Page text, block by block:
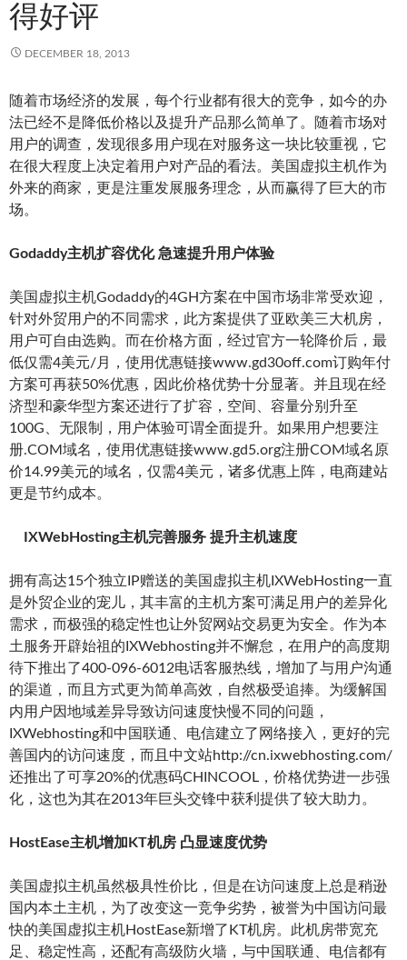
得好评
DECEMBER 18, 2013
随着市场经济的发展，每个行业都有很大的竞争，如今的办
法已经不是降低价格以及提升产品那么简单了。随着市场对
用户的调查，发现很多用户现在对服务这一块比较重视，它
在很大程度上决定着用户对产品的看法。美国虚拟主机作为
外来的商家，更是注重发展服务理念，从而赢得了巨大的市
场。
Godaddy主机扩容优化 急速提升用户体验
美国虚拟主机Godaddy的4GH方案在中国市场非常受欢迎，
针对外贸用户的不同需求，此方案提供了亚欧美三大机房，
用户可自由选购。而在价格方面，经过官方一轮降价后，最
低仅需4美元/月，使用优惠链接www.gd30off.com订购年付
方案可再获50%优惠，因此价格优势十分显著。并且现在经
济型和豪华型方案还进行了扩容，空间、容量分别升至
100G、无限制，用户体验可谓全面提升。如果用户想要注
册.COM域名，使用优惠链接www.gd5.org注册COM域名原
价14.99美元的域名，仅需4美元，诸多优惠上阵，电商建站
更是节约成本。
IXWebHosting主机完善服务 提升主机速度
拥有高达15个独立IP赠送的美国虚拟主机IXWebHosting一直
是外贸企业的宠儿，其丰富的主机方案可满足用户的差异化
需求，而极强的稳定性也让外贸网站交易更为安全。作为本
土服务开辟始祖的IXWebhosting并不懈怠，在用户的高度期
待下推出了400-096-6012电话客服热线，增加了与用户沟通
的渠道，而且方式更为简单高效，自然极受追捧。为缓解国
内用户因地域差异导致访问速度快慢不同的问题，
IXWebhosting和中国联通、电信建立了网络接入，更好的完
善国内的访问速度，而且中文站http://cn.ixwebhosting.com/
还推出了可享20%的优惠码CHINCOOL，价格优势进一步强
化，这也为其在2013年巨头交锋中获利提供了较大助力。
HostEase主机增加KT机房 凸显速度优势
美国虚拟主机虽然极具性价比，但是在访问速度上总是稍逊
国内本土主机，为了改变这一竞争劣势，被誉为中国访问最
快的美国虚拟主机HostEase新增了KT机房。此机房带宽充
足、稳定性高，还配有高级防火墙，与中国联通、电信都有